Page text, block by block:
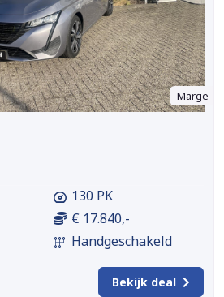
Marge
130 PK
€ 17.840,-
Handgeschakeld
Bekijk deal